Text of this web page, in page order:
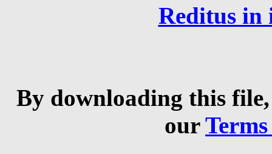
Reditus in
By downloading this
our